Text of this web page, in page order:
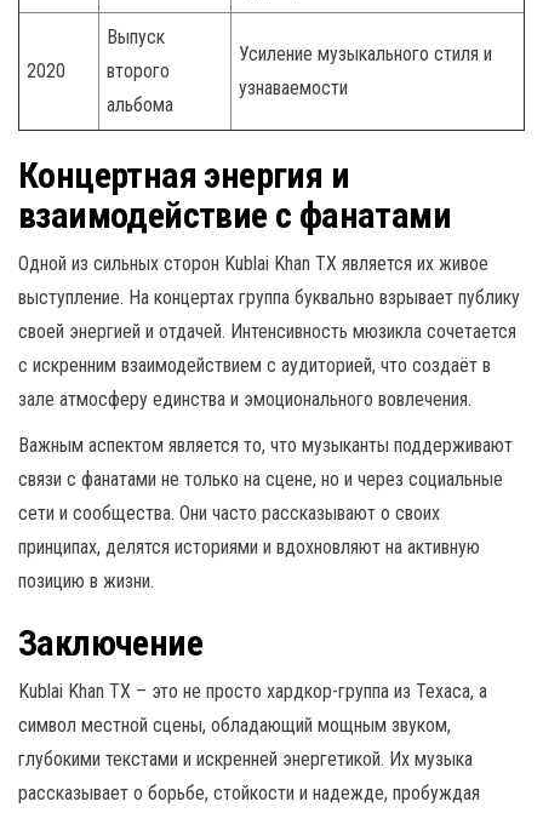
2020
Выпуск
второго
альбома
Усиление музыкального стиля и
узнаваемости
Концертная энергия и
взаимодействие с фанатами
Одной из сильных сторон Kublai Khan TX является их живое
выступление. На концертах группа буквально взрывает публику
своей энергией и отдачей. Интенсивность мюзикла сочетается
с искренним взаимодействием с аудиторией, что создаёт в
зале атмосферу единства и эмоционального вовлечения.
Важным аспектом является то, что музыканты поддерживают
связи с фанатами не только на сцене, но и через социальные
сети и сообщества. Они часто рассказывают о своих
принципах, делятся историями и вдохновляют на активную
позицию в жизни.
Заключение
Kublai Khan TX – это не просто хардкор-группа из Техаса, а
символ местной сцены, обладающий мощным звуком,
глубокими текстами и искренней энергетикой. Их музыка
рассказывает о борьбе, стойкости и надежде, пробуждая